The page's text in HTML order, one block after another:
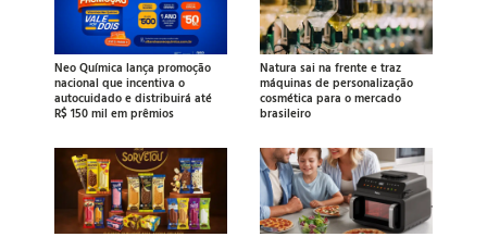
Neo Química lança promoção
nacional que incentiva o
autocuidado e distribuirá até
R$ 150 mil em prêmios
Natura sai na frente e traz
máquinas de personalização
cosmética para o mercado
brasileiro